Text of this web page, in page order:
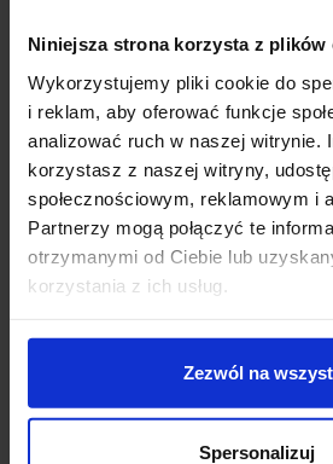
Niniejsza strona korzysta z plików
Wykorzystujemy pliki cookie do
i reklam, aby oferować funkcje
analizować ruch w naszej witrynie.
korzystasz z naszej witryny,
społecznościowym, reklamowym i
Partnerzy mogą połączyć te
otrzymanymi od Ciebie lub
korzystania z ich usług.
Zezwól na
Spersonalizuj
Dobra pielęgnacja po zabiegu zwiększa
minimalizuje ryzyko powikłań. Zapytaj o
czynności pielęgnacyjne. Po
być wrażliwa, dlatego niezbędne jest
nawilżanie i unikanie drażniących
8. Jakie
do codziennej
Kosmetolog może pomóc w wyborze